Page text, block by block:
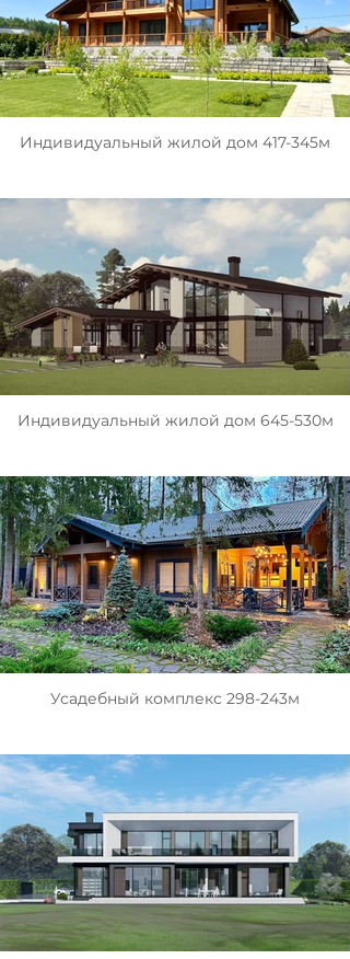
Индивидуальный жилой дом 417-345м
Индивидуальный жилой дом 645-530м
Усадебный комплекс 298-243м